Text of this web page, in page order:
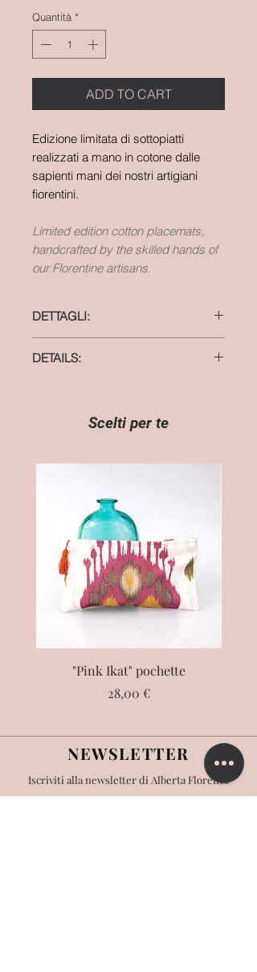
Quantità *
ADD TO CART
Edizione limitata di sottopiatti
realizzati a mano in cotone dalle
sapienti mani dei nostri artigiani
fiorentini.
Limited edition cotton placemats,
handcrafted by the skilled hands of
our Florentine artisans.
DETTAGLI:
dimensioni: 37 cm x 48 cm
DETAILS:
Scelti per te
"Pink Ikat" pochette
Prezzo
28,00 €
NEWSLETTER
Iscriviti alla newsletter di Alberta Florence